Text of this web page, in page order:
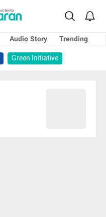
Audio Story
Trending
Green Initiative